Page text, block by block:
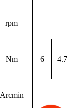
rpm
Nm 6 4.7
Arcmin